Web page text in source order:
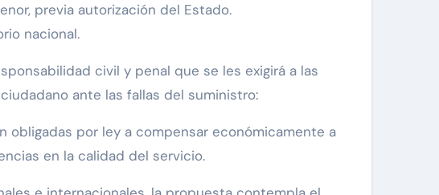
previa autorización del Estado.
nacional.
civil y penal que se les exigirá a las
ante las fallas del suministro:
obligadas por ley a compensar económicamente a
en la calidad del servicio.